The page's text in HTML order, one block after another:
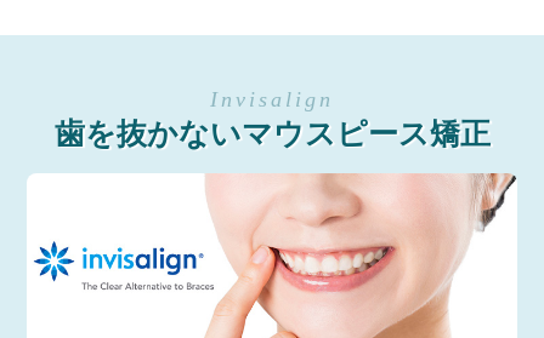
歯を抜かないマウスピース矯正